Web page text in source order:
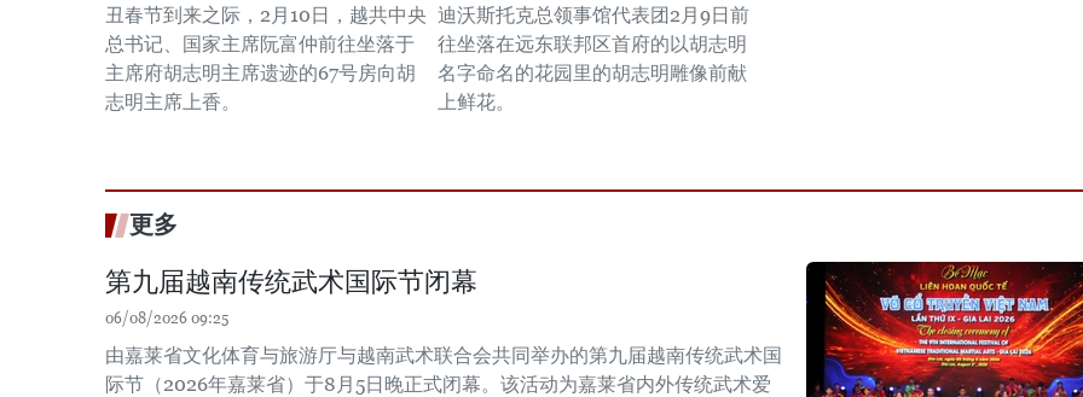
丑春节到来之际，2月10日，越共中央
总书记、国家主席阮富仲前往坐落于
主席府胡志明主席遗迹的67号房向胡
志明主席上香。
迪沃斯托克总领事馆代表团2月9日前
往坐落在远东联邦区首府的以胡志明
名字命名的花园里的胡志明雕像前献
上鲜花。
更多
第九届越南传统武术国际节闭幕
06/08/2026 09:25
由嘉莱省文化体育与旅游厅与越南武术联合会共同举办的第九届越南传统武术国
际节（2026年嘉莱省）于8月5日晚正式闭幕。该活动为嘉莱省内外传统武术爱